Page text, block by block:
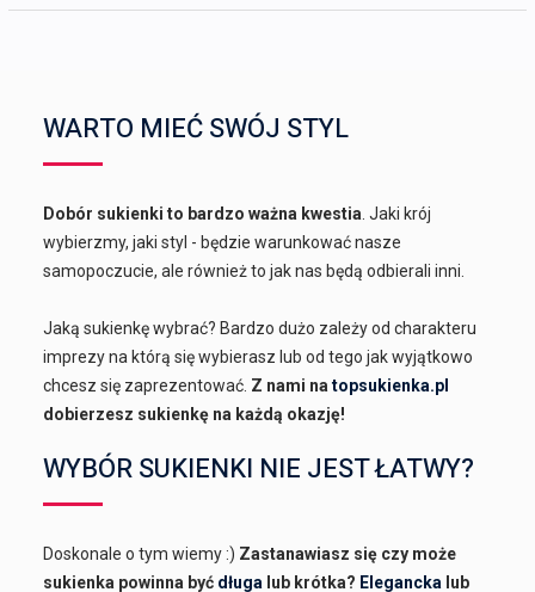
WARTO MIEĆ SWÓJ STYL
Dobór sukienki to bardzo ważna kwestia . Jaki krój
wybierzmy, jaki styl - będzie warunkować nasze
samopoczucie, ale również to jak nas będą odbierali inni.
Jaką sukienkę wybrać? Bardzo dużo zależy od charakteru
imprezy na którą się wybierasz lub od tego jak wyjątkowo
chcesz się zaprezentować. Z nami natopsukienka.pl
dobierzesz sukienkę na każdą okazję!
WYBÓR SUKIENKI NIE JEST ŁATWY?
Doskonale o tym wiemy :) Zastanawiasz się czy może
sukienka powinna być długa lub krótka? Elegancka lub